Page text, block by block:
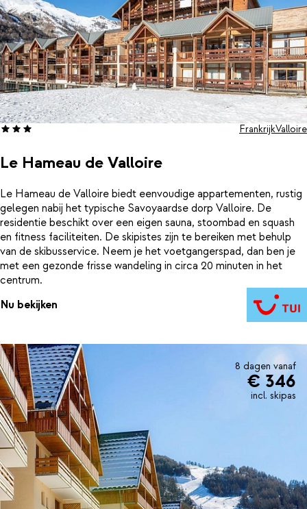
Le Hameau de Valloire
FrankrijkValloire
Le Hameau de Valloire biedt eenvoudige appartementen, rustig
gelegen nabij het typische Savoyaardse dorp Valloire. De
residentie beschikt over een eigen sauna, stoombad en squash
en fitness faciliteiten. De skipistes zijn te bereiken met behulp
van de skibusservice. Neem je het voetgangerspad, dan ben je
met een gezonde frisse wandeling in circa 20 minuten in het
centrum.
Nu bekijken
8 dagen vanaf
€ 346
incl. skipas